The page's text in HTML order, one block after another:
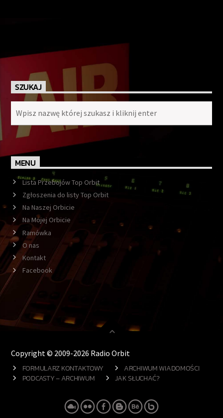
SZUKAJ
MENU
Lista Przebojów Top Orbit
Zgłoszenia do listy Top Orbit
Na Naszej Orbicie
Na Mojej Orbicie
Ramówka
O nas
Kontakt
Facebook
Copyright © 2009-2026 Radio Orbit
FORMULARZ KONTAKTOWY
ARCHIWUM WIADOMOŚCI
PODCASTY – ARCHIWUM
JAK SŁUCHAĆ?